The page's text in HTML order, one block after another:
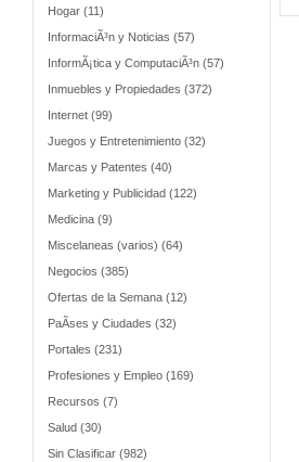
Hogar (11)
InformaciÃ³n y Noticias (57)
InformÃ¡tica y ComputaciÃ³n (57)
Inmuebles y Propiedades (372)
Internet (99)
Juegos y Entretenimiento (32)
Marcas y Patentes (40)
Marketing y Publicidad (122)
Medicina (9)
Miscelaneas (varios) (64)
Negocios (385)
Ofertas de la Semana (12)
PaÃ­ses y Ciudades (32)
Portales (231)
Profesiones y Empleo (169)
Recursos (7)
Salud (30)
Sin Clasificar (982)